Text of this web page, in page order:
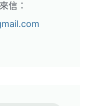
信：